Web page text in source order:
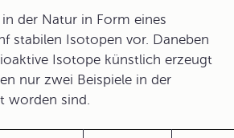
der Natur in Form eines
stabilen Isotopen vor. Daneben
Isotope künstlich erzeugt
nur zwei Beispiele in der
worden sind.